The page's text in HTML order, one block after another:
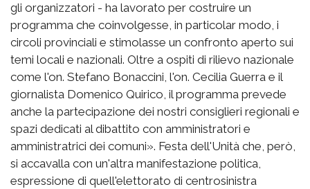
gli organizzatori - ha lavorato per costruire un
programma che coinvolgesse, in particolar modo, i
circoli provinciali e stimolasse un confronto aperto sui
temi locali e nazionali. Oltre a ospiti di rilievo nazionale
come l'on. Stefano Bonaccini, l'on. Cecilia Guerra e il
giornalista Domenico Quirico, il programma prevede
anche la partecipazione dei nostri consiglieri regionali e
spazi dedicati al dibattito con amministratori e
amministratrici dei comuni». Festa dell'Unità che, però,
si accavalla con un'altra manifestazione politica,
espressione di quell'elettorato di centrosinistra